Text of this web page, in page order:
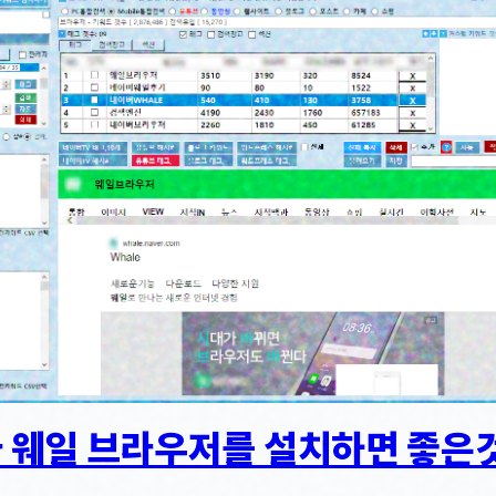
일 브라우저를 설치하면 좋은